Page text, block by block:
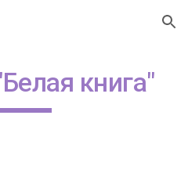
Skip to navigation
книга"